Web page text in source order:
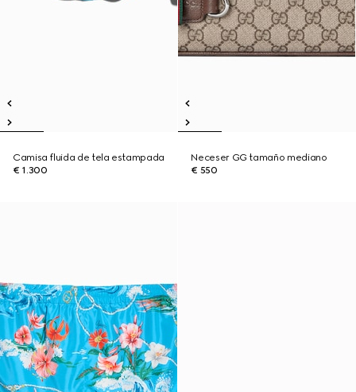
Camisa fluida de tela estampada
€ 1.300
Neceser GG tamaño mediano
€ 550